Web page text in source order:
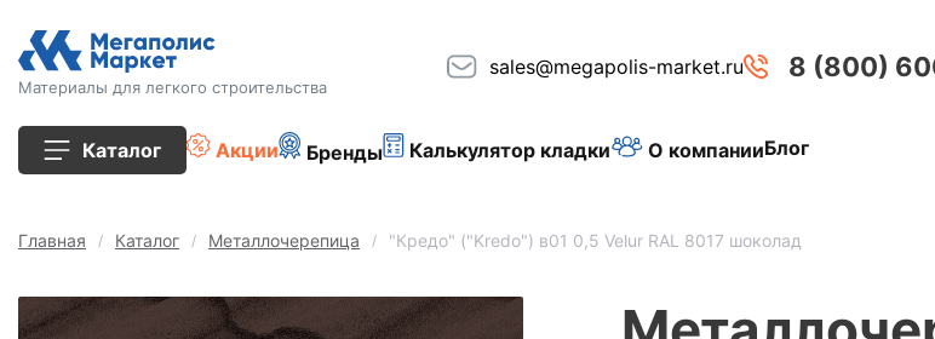
Материалы для легкого строительства
sales@megapolis-market.ru 8 (800)
Каталог Акции Бренды Калькулятор кладки О компанииБлог
Главная Каталог Металлочерепица "Кредо" ("Kredo") в01 0,5 Velur RAL 8017 шоколад